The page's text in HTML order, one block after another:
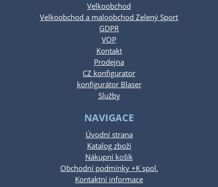
Velkoobchod
Velkoobchod a maloobchod Zelený Sport
GDPR
VOP
Kontakt
Prodejna
CZ konfigurator
konfigurátor Blaser
Služby
NAVIGACE
Úvodní strana
Katalog zboží
Nákupní košík
Obchodní podmínky +K spol.
Kontaktní informace